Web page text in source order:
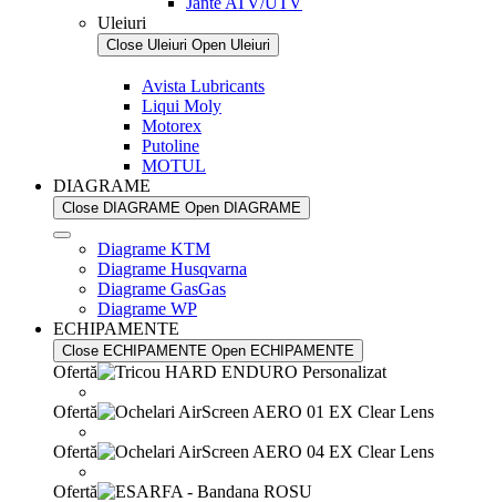
Uleiuri
Close Uleiuri Open Uleiuri
Avista Lubricants
Liqui Moly
Motorex
Putoline
MOTUL
DIAGRAME
Close DIAGRAME Open DIAGRAME
Diagrame KTM
Diagrame Husqvarna
Diagrame GasGas
Diagrame WP
ECHIPAMENTE
Close ECHIPAMENTE Open ECHIPAMENTE
Ofertă
Ofertă
Ofertă
Ofertă